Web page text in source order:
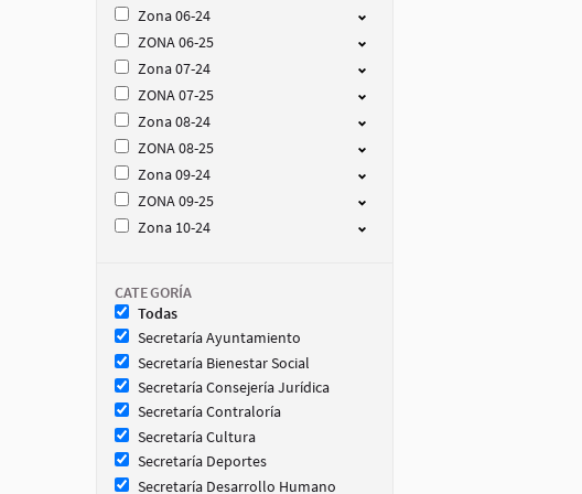
Zona 06-24
ZONA 06-25
Zona 07-24
ZONA 07-25
Zona 08-24
ZONA 08-25
Zona 09-24
ZONA 09-25
Zona 10-24
CATEGORÍA
Todas
Secretaría Ayuntamiento
Secretaría Bienestar Social
Secretaría Consejería Jurídica
Secretaría Contraloría
Secretaría Cultura
Secretaría Deportes
Secretaría Desarrollo Humano